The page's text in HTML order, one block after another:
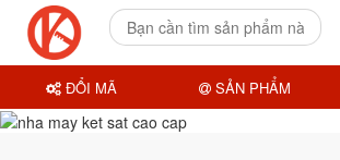
ĐỔI MÃ SẢN PHẨM